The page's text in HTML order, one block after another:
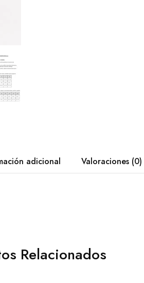
adicional Valoraciones (0)
Relacionados